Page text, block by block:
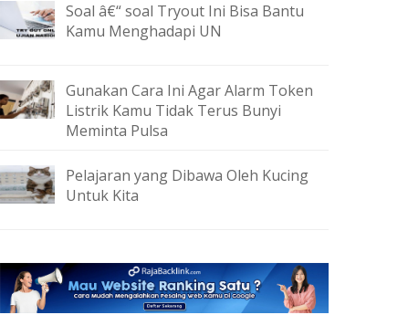
Soal â€“ soal Tryout Ini Bisa Bantu
Kamu Menghadapi UN
Gunakan Cara Ini Agar Alarm Token
Listrik Kamu Tidak Terus Bunyi
Meminta Pulsa
Pelajaran yang Dibawa Oleh Kucing
Untuk Kita